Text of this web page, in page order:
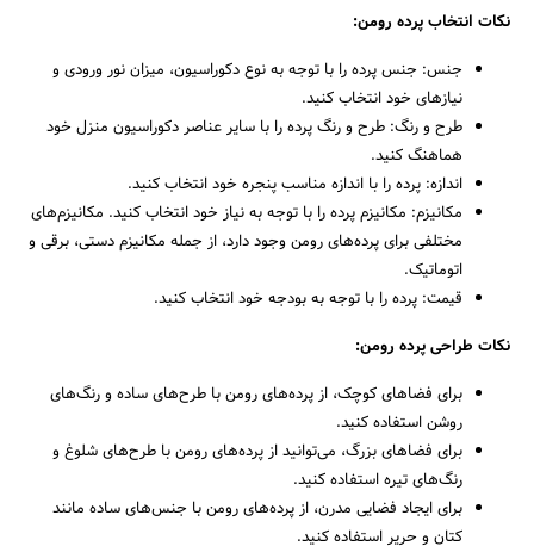
نکات انتخاب پرده رومن:
جنس: جنس پرده را با توجه به نوع دکوراسیون، میزان نور ورودی و
نیازهای خود انتخاب کنید.
طرح و رنگ: طرح و رنگ پرده را با سایر عناصر دکوراسیون منزل خود
هماهنگ کنید.
اندازه: پرده را با اندازه مناسب پنجره خود انتخاب کنید.
مکانیزم: مکانیزم پرده را با توجه به نیاز خود انتخاب کنید. مکانیزم‌های
مختلفی برای پرده‌های رومن وجود دارد، از جمله مکانیزم دستی، برقی و
اتوماتیک.
قیمت: پرده را با توجه به بودجه خود انتخاب کنید.
نکات طراحی پرده رومن:
برای فضاهای کوچک، از پرده‌های رومن با طرح‌های ساده و رنگ‌های
روشن استفاده کنید.
برای فضاهای بزرگ، می‌توانید از پرده‌های رومن با طرح‌های شلوغ و
رنگ‌های تیره استفاده کنید.
برای ایجاد فضایی مدرن، از پرده‌های رومن با جنس‌های ساده مانند
کتان و حریر استفاده کنید.